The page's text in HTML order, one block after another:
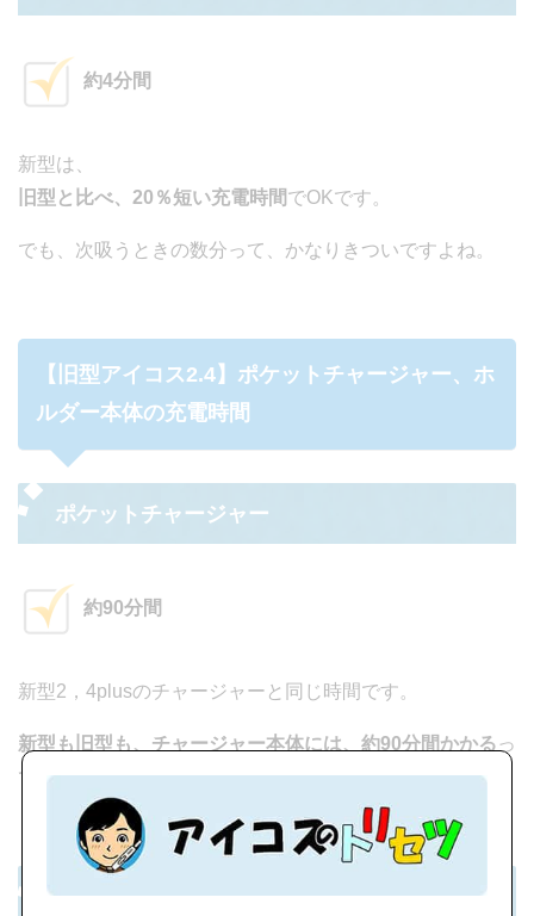
約4分間
新型は、
旧型と比べ、20％短い充電時間でOKです。
でも、次吸うときの数分って、かなりきついですよね。
【旧型アイコス2.4】ポケットチャージャー、ホ
ルダー本体の充電時間
ポケットチャージャー
約90分間
新型2，4plusのチャージャーと同じ時間です。
新型も旧型も、チャージャー本体には、約90分間かかるっ
て覚えておきましょう。
iQOSホルダー本体